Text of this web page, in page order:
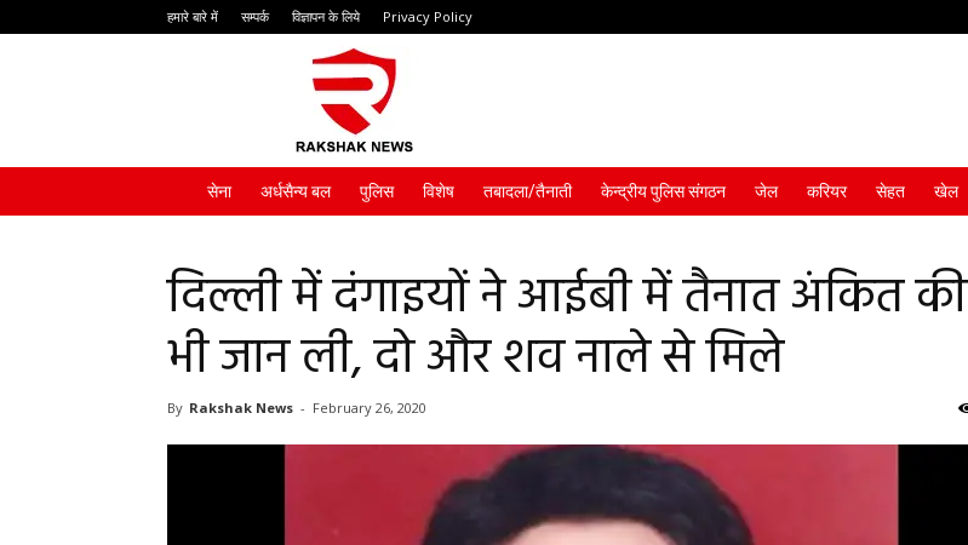
हमारे बारे में सम्पर्क विज्ञापन के लिये Privacy Policy
सेना अर्धसैन्य बल पुलिस विशेष तबादला/तैनाती केन्द्रीय पुलिस संगठन जेल करियर सेहत खेल
दिल्ली में दंगाइयों ने आईबी में तैनात अंकित की
भी जान ली, दो और शव नाले से मिले
By Rakshak News - February 26, 2020